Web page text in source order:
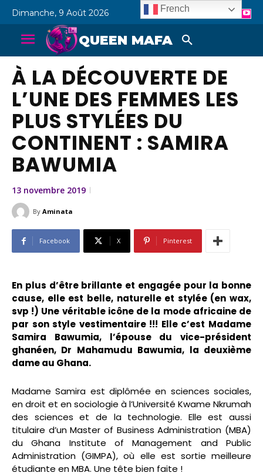
Dimanche, 9 Août 2026
QUEEN MAFA
À LA DÉCOUVERTE DE
L’UNE DES FEMMES LES
PLUS STYLÉES DU
CONTINENT : SAMIRA
BAWUMIA
13 novembre 2019
By Aminata
Facebook X Pinterest
En plus d’être brillante et engagée pour la bonne
cause, elle est belle, naturelle et stylée (en wax,
svp !) Une véritable icône de la mode africaine de
par son style vestimentaire !!! Elle c’est Madame
Samira Bawumia, l’épouse du vice-président
ghanéen, Dr Mahamudu Bawumia, la deuxième
dame au Ghana.
Madame Samira est diplômée en sciences sociales,
en droit et en sociologie à l’Université Kwame Nkrumah
des sciences et de la technologie. Elle est aussi
titulaire d’un Master of Business Administration (MBA)
du Ghana Institute of Management and Public
Administration (GIMPA), où elle est sortie meilleure
étudiante en MBA. Une tête bien faite !
French